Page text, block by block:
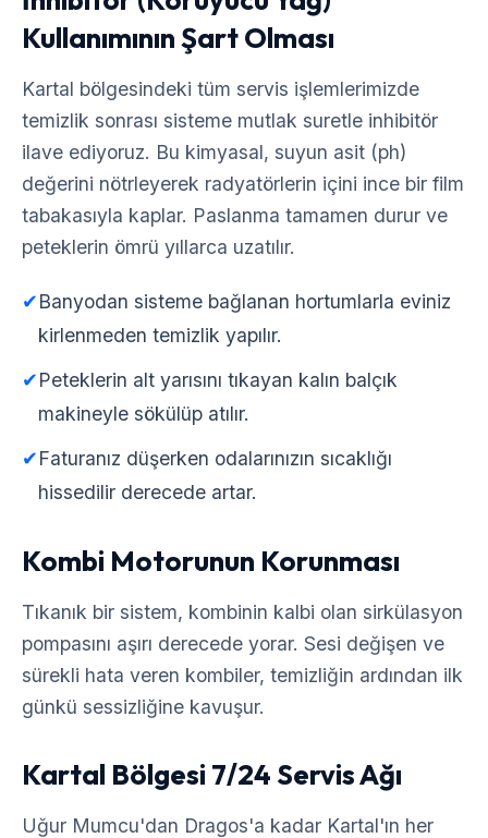
Kullanımının Şart Olması
Kartal bölgesindeki tüm servis işlemlerimizde
temizlik sonrası sisteme mutlak suretle inhibitör
ilave ediyoruz. Bu kimyasal, suyun asit (ph)
değerini nötrleyerek radyatörlerin içini ince bir film
tabakasıyla kaplar. Paslanma tamamen durur ve
peteklerin ömrü yıllarca uzatılır.
✔Banyodan sisteme bağlanan hortumlarla eviniz
kirlenmeden temizlik yapılır.
✔Peteklerin alt yarısını tıkayan kalın balçık
makineyle sökülüp atılır.
✔Faturanız düşerken odalarınızın sıcaklığı
hissedilir derecede artar.
Kombi Motorunun Korunması
Tıkanık bir sistem, kombinin kalbi olan sirkülasyon
pompasını aşırı derecede yorar. Sesi değişen ve
sürekli hata veren kombiler, temizliğin ardından ilk
günkü sessizliğine kavuşur.
Kartal Bölgesi 7/24 Servis Ağı
Uğur Mumcu'dan Dragos'a kadar Kartal'ın her